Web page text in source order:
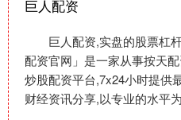
巨人配资
巨人配资,实盘的股票杠
配资官网」是一家从事按天
炒股配资平台,7x24小时提供
财经资讯分享,以专业的水平